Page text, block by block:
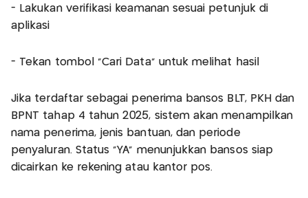
- Lakukan verifikasi keamanan sesuai petunjuk di
aplikasi
- Tekan tombol “Cari Data” untuk melihat hasil
Jika terdaftar sebagai penerima bansos BLT, PKH dan
BPNT tahap 4 tahun 2025, sistem akan menampilkan
nama penerima, jenis bantuan, dan periode
penyaluran. Status "YA" menunjukkan bansos siap
dicairkan ke rekening atau kantor pos.